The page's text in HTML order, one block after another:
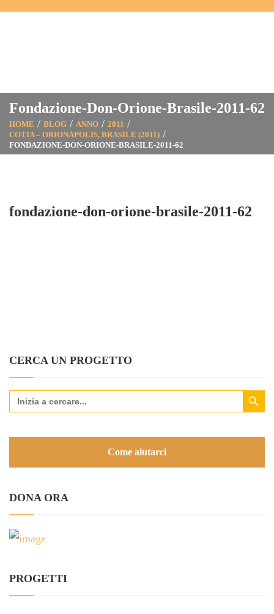
Fondazione-Don-Orione-Brasile-2011-62
HOME BLOG ANNO
2011
COTIA – ORIONAPOLIS, BRASILE (2011)
FONDAZIONE-DON-ORIONE-BRASILE-2011-62
fondazione-don-orione-brasile-2011-62
CERCA UN PROGETTO
Search
for:
Search Button
Come aiutarci
DONA ORA
PROGETTI